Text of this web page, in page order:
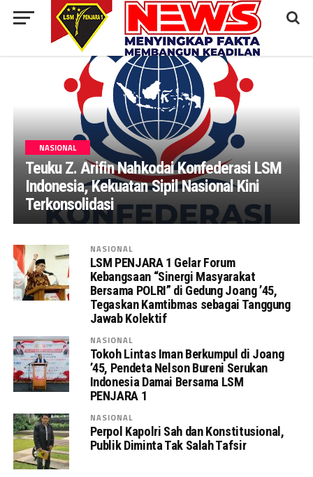
NASIONAL
Teuku Z. Arifin Nahkodai Konfederasi LSM
Indonesia, Kekuatan Sipil Nasional Kini
Terkonsolidasi
NASIONAL
LSM PENJARA 1 Gelar Forum
Kebangsaan “Sinergi Masyarakat
Bersama POLRI” di Gedung Joang ’45,
Tegaskan Kamtibmas sebagai Tanggung
Jawab Kolektif
NASIONAL
Tokoh Lintas Iman Berkumpul di Joang
’45, Pendeta Nelson Bureni Serukan
Indonesia Damai Bersama LSM
PENJARA 1
NASIONAL
Perpol Kapolri Sah dan Konstitusional,
Publik Diminta Tak Salah Tafsir